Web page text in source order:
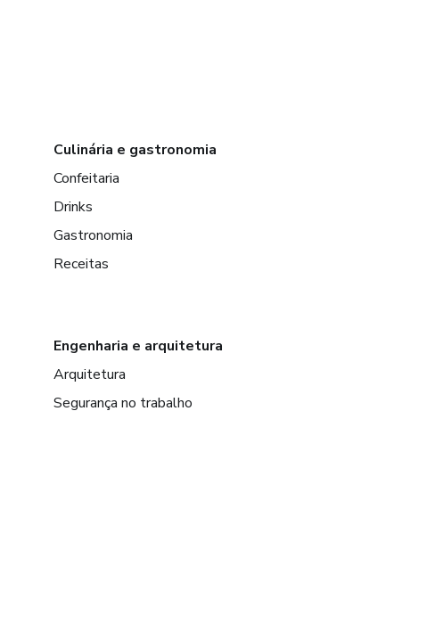
Culinária e gastronomia
Confeitaria
Drinks
Gastronomia
Receitas
Engenharia e arquitetura
Arquitetura
Segurança no trabalho